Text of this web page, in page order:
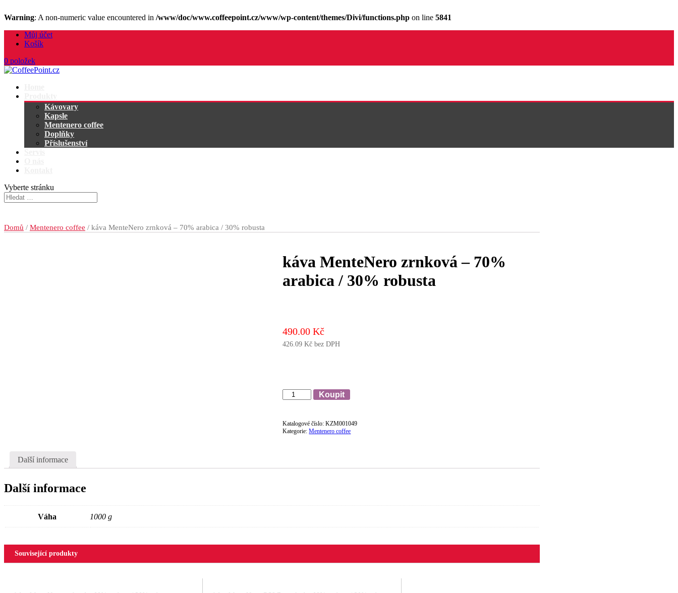
Warning: A non-numeric value encountered in /www/doc/www.coffeepoint.cz/www/wp-content/themes/Divi/functions.php on line 5841
Můj účet
Košík
0 položek
Kávovary
Kapsle
Mentenero coffee
Doplňky
Příslušenství
Vyberte stránku
Domů / Mentenero coffee / káva MenteNero zrnková – 70% arabica / 30% robusta
káva MenteNero zrnková – 70%
arabica / 30% robusta
490.00Kč
426.09Kč bez DPH
Množství Koupit
Katalogové číslo:KZM001049
Kategorie:Mentenero coffee
Další informace
Další informace
Váha 1000 g
Související produkty